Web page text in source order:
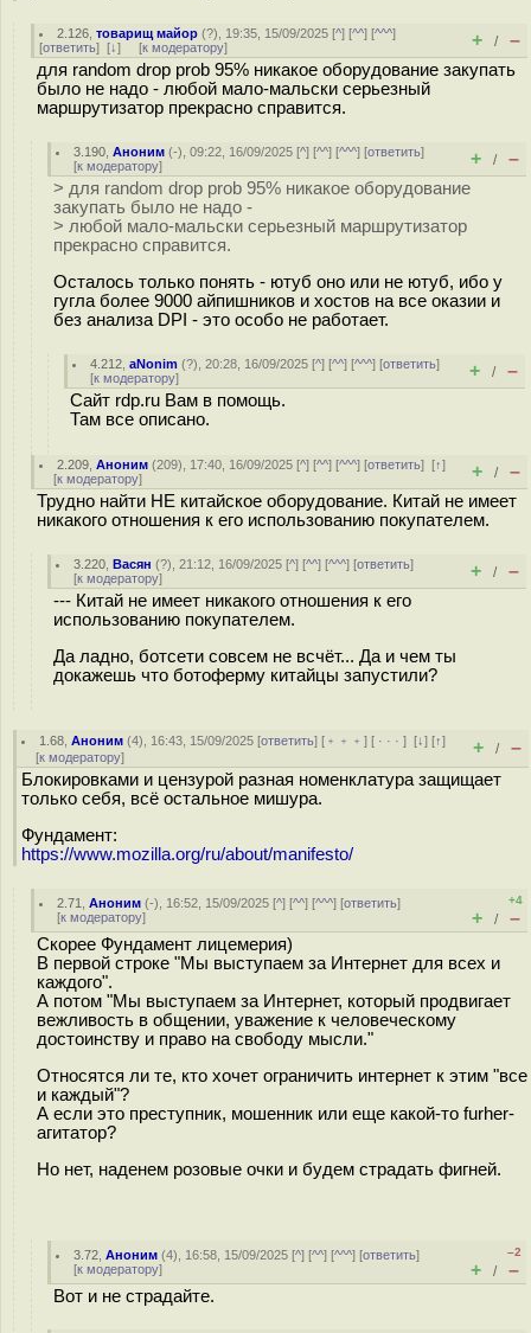
2.126 ,товарищ майор (?), 19:35, 15/09/2025 [^] [^^] [^^^]
[ответить] [↓] [к модератору] + / –
для random drop prob 95% никакое оборудование закупать
было не надо - любой мало-мальски серьезный
маршрутизатор прекрасно справится.
3.190 ,Аноним (-), 09:22, 16/09/2025 [^] [^^] [^^^] [ответить]
[к модератору] + / –
> для random drop prob 95% никакое оборудование
закупать было не надо -
> любой мало-мальски серьезный маршрутизатор
прекрасно справится.
Осталось только понять - ютуб оно или не ютуб, ибо у
гугла более 9000 айпишников и хостов на все оказии и
без анализа DPI - это особо не работает.
4.212 ,aNonim (?), 20:28, 16/09/2025 [^] [^^] [^^^] [ответить]
[к модератору] + / –
Сайт rdp.ru Вам в помощь.
Там все описано.
2.209 ,Аноним (209), 17:40, 16/09/2025 [^] [^^] [^^^] [ответить][↑]
[к модератору] + / –
Трудно найти НЕ китайское оборудование. Китай не имеет
никакого отношения к его использованию покупателем.
3.220 ,Васян (?), 21:12, 16/09/2025 [^] [^^] [^^^] [ответить]
[к модератору] + / –
--- Китай не имеет никакого отношения к его
использованию покупателем.
Да ладно, ботсети совсем не всчёт... Да и чем ты
докажешь что ботоферму китайцы запустили?
1.68 ,Аноним (4), 16:43, 15/09/2025 [ответить] [ ﹢﹢﹢] [ · · ·][↓] [↑]
[к модератору] + / –
Блокировками и цензурой разная номенклатура защищает
только себя, всё остальное мишура.
Фундамент:
https://www.mozilla.org/ru/about/manifesto/
2.71 ,Аноним (-), 16:52, 15/09/2025 [^] [^^] [^^^] [ответить]
[к модератору]
+4
+ / –
Скорее Фундамент лицемерия)
В первой строке "Мы выступаем за Интернет для всех и
каждого".
А потом "Мы выступаем за Интернет, который продвигает
вежливость в общении, уважение к человеческому
достоинству и право на свободу мысли."
Относятся ли те, кто хочет ограничить интернет к этим "все
и каждый"?
А если это преступник, мошенник или еще какой-то furher-
агитатор?
Но нет, наденем розовые очки и будем страдать фигней.
3.72 ,Аноним (4), 16:58, 15/09/2025 [^] [^^] [^^^] [ответить]
[к модератору]
–2
+ / –
Вот и не страдайте.